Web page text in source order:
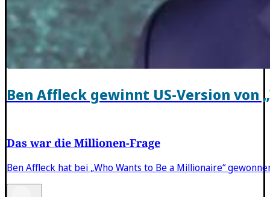
Ben Affleck gewinnt US-Version von
Das war die Millionen-Frage
Ben Affleck hat bei „Who Wants to Be a Millionaire“